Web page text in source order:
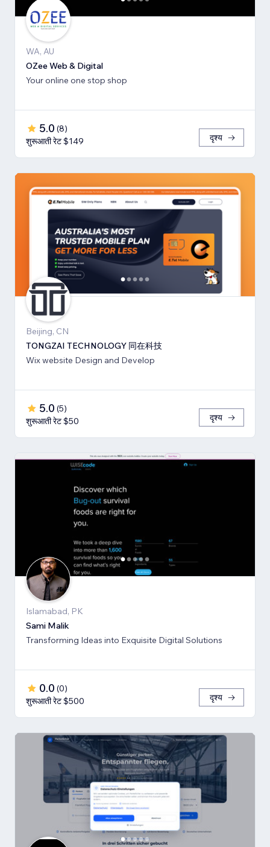
WA, AU
OZee Web & Digital
Your online one stop shop
5.0 (8)
शुरूआती रेट $149
दृश्य
Beijing, CN
TONGZAI TECHNOLOGY 同在科技
Wix website Design and Develop
5.0 (5)
शुरूआती रेट $50
दृश्य
Islamabad, PK
Sami Malik
Transforming Ideas into Exquisite Digital Solutions
0.0 (0)
शुरूआती रेट $500
दृश्य